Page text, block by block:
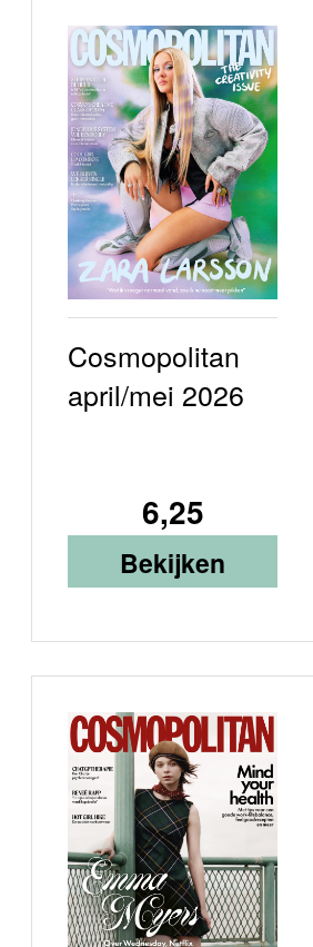
Cosmopolitan
april/mei 2026
6,25
Bekijken